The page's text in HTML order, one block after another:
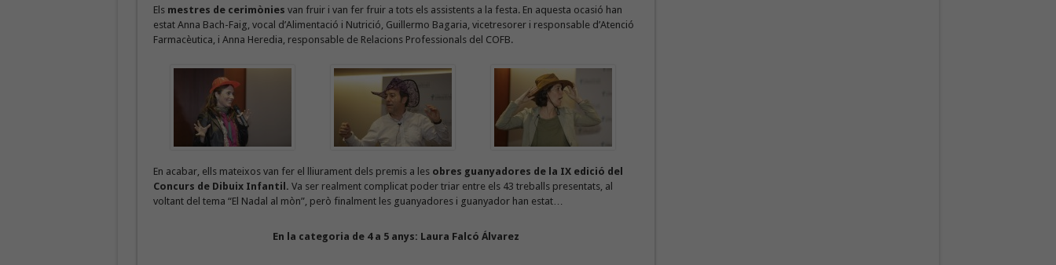
Elsmestres de cerimònies van fruir i van fer fruir a tots els assistents a la festa. En aquesta ocasió han
estat Anna Bach-Faig, vocal d’Alimentació i Nutrició, Guillermo Bagaria, vicetresorer i responsable d’Atenció
Farmacèutica, i Anna Heredia, responsable de Relacions Professionals del COFB.
En acabar, ells mateixos van fer el lliurament dels premis a lesobres guanyadores de la IX edició del
Concurs de Dibuix Infantil. Va ser realment complicat poder triar entre els 43 treballs presentats, al
voltant del tema “El Nadal al mòn”, però finalment les guanyadores i guanyador han estat…
En la categoria de 4 a 5 anys: Laura Falcó Álvarez